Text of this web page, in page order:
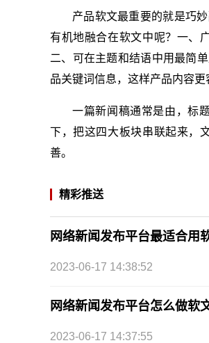
产品软文最重要的就是巧
有机地融合在软文中呢？一、
二、可在主题和结语中用最简
品关键词信息，这样产品内容更
一篇新闻稿通常是由，标
下，把这四大板块串联起来，
善。
精彩推送
网络新闻发布平台最适合用
2023-06-17 14:38:52
网络新闻发布平台怎么做软
2023-06-17 14:37:55